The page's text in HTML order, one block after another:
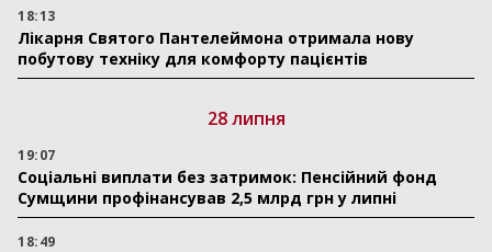
18:13
Лікарня Святого Пантелеймона отримала нову
побутову техніку для комфорту пацієнтів
28 липня
19:07
Соціальні виплати без затримок: Пенсійний фонд
Сумщини профінансував 2,5 млрд грн у липні
18:49